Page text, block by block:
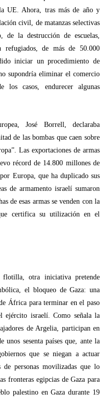
UE. Ahora, tras más de año y
civil, de matanzas selectivas
de la destrucción de escuelas,
refugiados, de más de 50.000
iniciar un procedimiento de
supondría eliminar el comercio
casos, endurecer algunas
José Borrell, declaraba
de las bombas que caen sobre
Las exportaciones de armas
récord de 14.800 millones de
Europa, que ha duplicado sus
de armamento israelí sumaron
de esas armas se venden con la
certifica su utilización en el
otra iniciativa pretende
el bloqueo de Gaza: una
África para terminar en el paso
ejército israelí. Como señala la
de Argelia, participan en
unos sesenta países que, ante la
que se niegan a actuar
personas movilizadas que lo
fronteras egipcias de Gaza para
palestino en Gaza durante 19